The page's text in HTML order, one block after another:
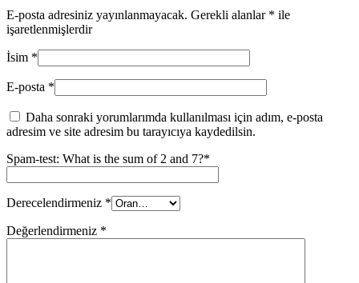
E-posta adresiniz yayınlanmayacak. Gerekli alanlar * ile
işaretlenmişlerdir
İsim *
E-posta *
Daha sonraki yorumlarımda kullanılması için adım, e-posta
adresim ve site adresim bu tarayıcıya kaydedilsin.
Spam-test: What is the sum of 2 and 7?*
Derecelendirmeniz *
Değerlendirmeniz *